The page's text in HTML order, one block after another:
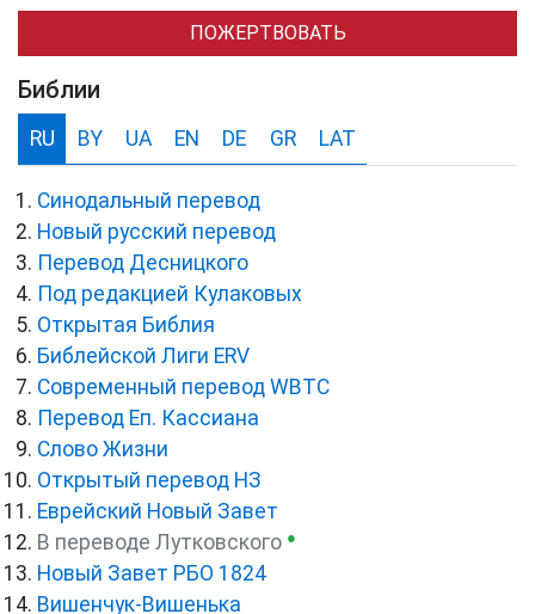
ПОЖЕРТВОВАТЬ
Библии
RU BY UA EN DE GR LAT
Синодальный перевод
Новый русский перевод
Перевод Десницкого
Под редакцией Кулаковых
Открытая Библия
Библейской Лиги ERV
Cовременный перевод WBTC
Перевод Еп. Кассиана
Слово Жизни
Открытый перевод НЗ
Еврейский Новый Завет
В переводе Лутковского ●
Новый Завет РБО 1824
Вишенчук-Вишенька